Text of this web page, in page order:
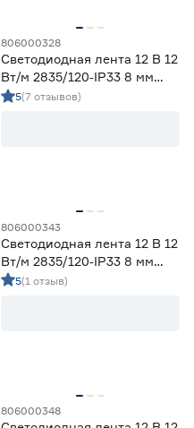
806000328
Светодиодная лента 12 В 12
Вт/м 2835/120‑IP33 8 мм
холодный 5 м Geniled
5(7 отзывов)
806000343
Светодиодная лента 12 В 12
Вт/м 2835/120‑IP33 8 мм
красный 2 м Geniled
5(1 отзыв)
806000348